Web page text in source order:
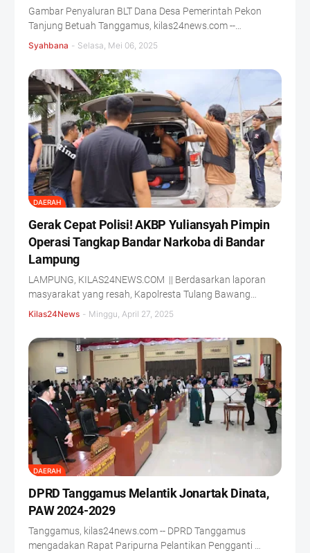
Gambar Penyaluran BLT Dana Desa Pemerintah Pekon
Tanjung Betuah Tanggamus, kilas24news.com --…
Syahbana - Selasa, Mei 06, 2025
DAERAH
Gerak Cepat Polisi! AKBP Yuliansyah Pimpin
Operasi Tangkap Bandar Narkoba di Bandar
Lampung
LAMPUNG, KILAS24NEWS.COM || Berdasarkan laporan
masyarakat yang resah, Kapolresta Tulang Bawang…
Kilas24News - Minggu, April 27, 2025
DAERAH
DPRD Tanggamus Melantik Jonartak Dinata,
PAW 2024-2029
Tanggamus, kilas24news.com -- DPRD Tanggamus
mengadakan Rapat Paripurna Pelantikan Pengganti …